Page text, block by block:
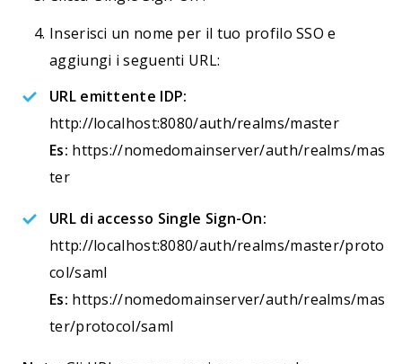
Inserisci un nome per il tuo profilo SSO e
aggiungi i seguenti URL:
URL emittente IDP:
http://localhost:8080/auth/realms/master
Es: https://nomedomainserver/auth/realms/mas
ter
URL di accesso Single Sign-On:
http://localhost:8080/auth/realms/master/proto
col/saml
Es: https://nomedomainserver/auth/realms/mas
ter/protocol/saml